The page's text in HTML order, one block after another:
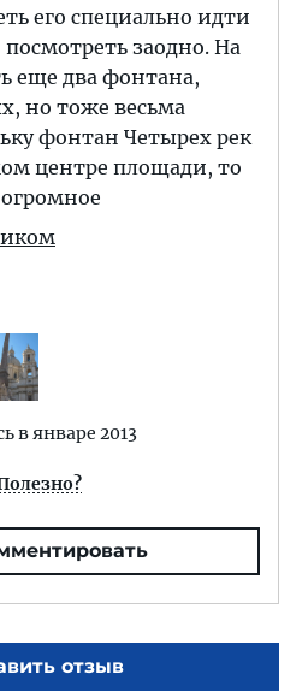
его специально идти
заодно. На
еще два фонтана,
но тоже весьма
фонтан Четырех рек
центре площади, то
огромное
в январе 2013
отзыв